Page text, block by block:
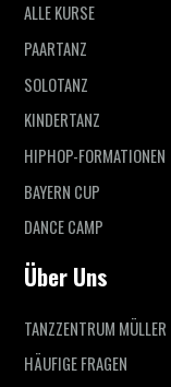
ALLE KURSE
PAARTANZ
SOLOTANZ
KINDERTANZ
HIPHOP-FORMATIONEN
BAYERN CUP
DANCE CAMP
Über Uns
TANZZENTRUM MÜLLER
HÄUFIGE FRAGEN